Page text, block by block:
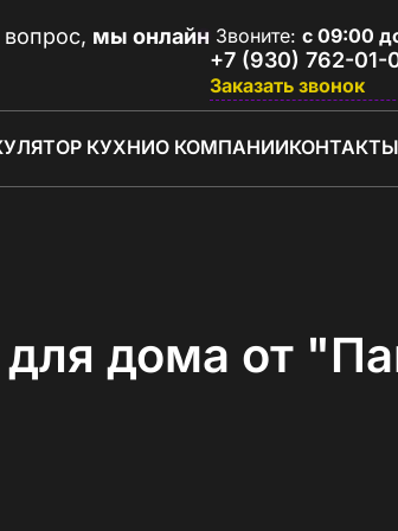
вопрос, мы онлайн Звоните: с 09:00
+7 (930) 762-01-
Заказать звонок
КУХНИО КОМПАНИИКОНТАКТЫ
дома от